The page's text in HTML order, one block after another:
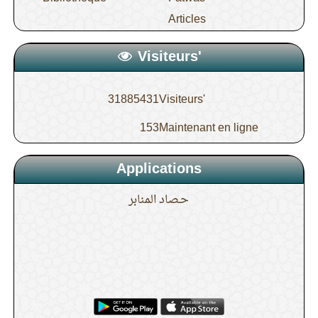
Articles
Visiteurs'
Visiteurs'
31885431
Maintenant en ligne
153
Applications
حـصاد المنابر